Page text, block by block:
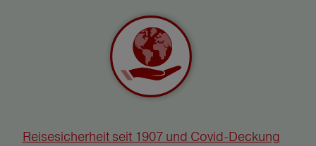
Reisesicherheit seit 1907 und Covid-Deckung